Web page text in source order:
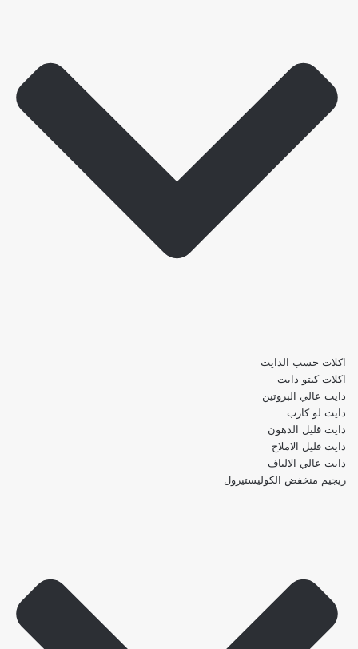
اكلات حسب الدايت
اكلات كيتو دايت
دايت عالي البروتين
دايت لو كارب
دايت قليل الدهون
دايت قليل الاملاح
دايت عالي الالياف
ريجيم منخفض الكوليستيرول